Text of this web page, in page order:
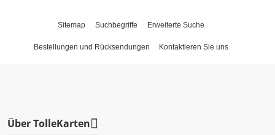
Sitemap Suchbegriffe Erweiterte Suche
Bestellungen und Rücksendungen Kontaktieren Sie uns
Über TolleKarten